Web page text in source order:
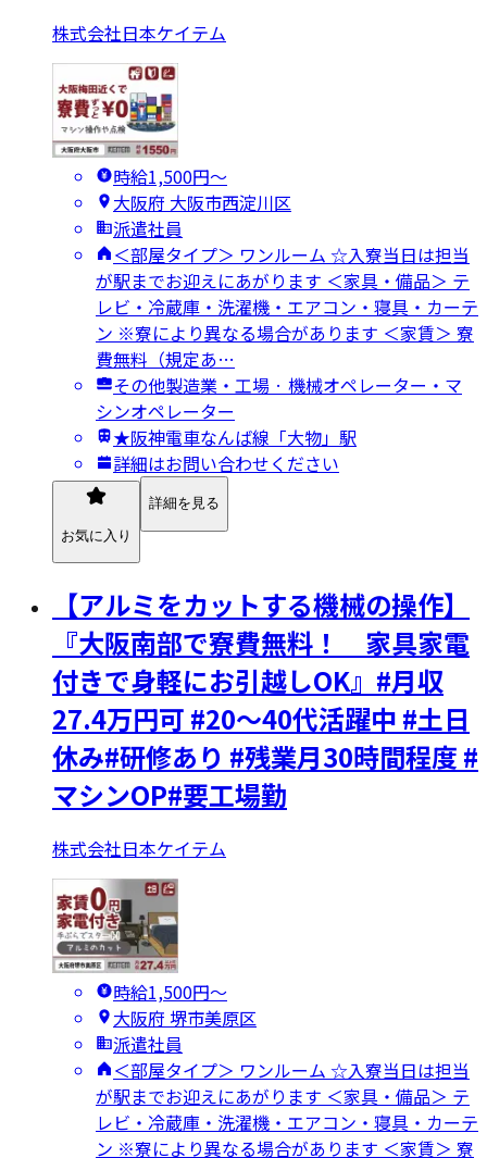
株式会社日本ケイテム
時給1,500円〜
大阪府 大阪市西淀川区
派遣社員
＜部屋タイプ＞ ワンルーム ☆入寮当日は担当
が駅までお迎えにあがります ＜家具・備品＞ テ
レビ・冷蔵庫・洗濯機・エアコン・寝具・カーテ
ン ※寮により異なる場合があります ＜家賃＞ 寮
費無料（規定あ…
その他製造業・工場 · 機械オペレーター・マ
シンオペレーター
★阪神電車なんば線「大物」駅
詳細はお問い合わせください
お気に入り
詳細を見る
【アルミをカットする機械の操作】
『大阪南部で寮費無料！ 家具家電
付きで身軽にお引越しOK』#月収
27.4万円可 #20～40代活躍中 #土日
休み#研修あり #残業月30時間程度 #
マシンOP#要工場勤
株式会社日本ケイテム
時給1,500円〜
大阪府 堺市美原区
派遣社員
＜部屋タイプ＞ ワンルーム ☆入寮当日は担当
が駅までお迎えにあがります ＜家具・備品＞ テ
レビ・冷蔵庫・洗濯機・エアコン・寝具・カーテ
ン ※寮により異なる場合があります ＜家賃＞ 寮